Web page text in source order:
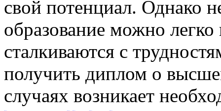
свой потенциал. Однако
образование можно
сталкиваются с
получить диплом о
случаях возникает